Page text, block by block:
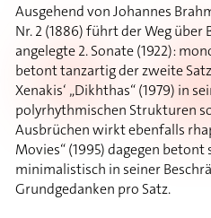
Ausgehend von Johannes
Nr. 2 (1886) führt der Weg über
angelegte 2. Sonate (1922):
betont tanzartig der zweite
Xenakis‘ „Dikhthas“ (1979) in
polyrhythmischen Strukturen
Ausbrüchen wirkt ebenfalls
Movies“ (1995) dagegen
minimalistisch in seiner
Grundgedanken pro Satz.